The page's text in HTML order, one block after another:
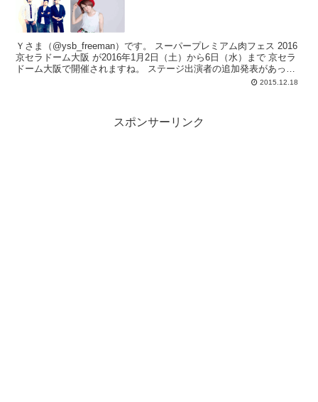
Ｙさま（@ysb_freeman）です。 スーパープレミアム肉フェス 2016
京セラドーム大阪 が2016年1月2日（土）から6日（水）まで 京セラ
ドーム大阪で開催されますね。 ステージ出演者の追加発表があった
2015.12.18
スポンサーリンク